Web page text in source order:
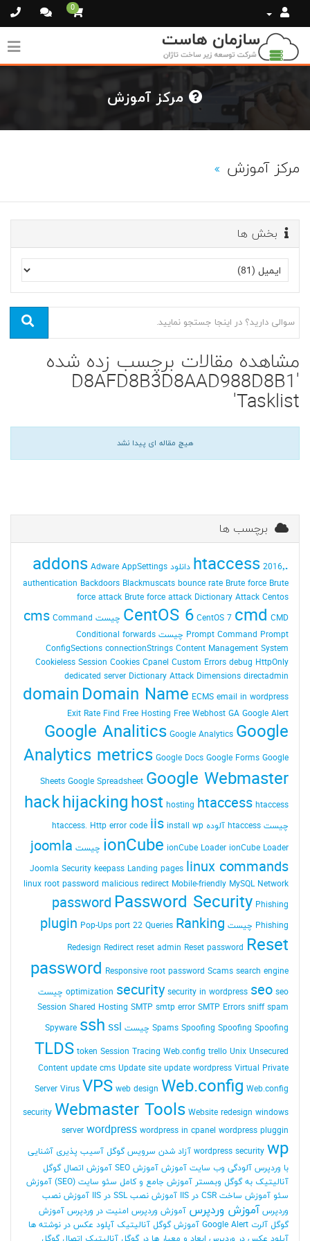
0
مرکز آموزش
بخش ها
مشاهده مقالات برچسب زده شده
'D8AFD8B3D8AAD988D8B1
Tasklist'
هیچ مقاله ای پیدا نشد
برچسب ها
.htaccess2016٬ دانلود addons Adware AppSettings
authentication Backdoors Blackmuscats bounce rate Brute force Brute
force attack Brute force attack Dictionary Attack Centos
CentOS 6 CentOS 7 cmd CMD چیست cms Command
Prompt Command Prompt چیست
Conditional forwards
ConfigSections connectionStrings Content Management System
Cookieless Session Cookies Cpanel Custom Errors debug HttpOnly
dedicated server Dictionary Attack Dimensions directadmin
domain Domain Name ECMS email in wordpress
Exit Rate Find Free Hosting Free Webhost GA Google Alert
Google Analitics Google Analytics Google
Analytics metrics Google Docs Google Forms Google
Sheets Google Spreadsheet Google Webmaster
hackhijackinghost hosting htaccess htaccess
چیست htaccess آلوده htaccess. Http error code iis install wp
ionCube ionCube Loader ionCube Loader چیست joomla
Joomla Security keepass Landing pages linux commands
linux root password malicious redirect Mobile-friendly MySQL Network
password Password Security Phishing
Phishing چیست
plugin Pop-Ups port 22 Queries Ranking
Redesign Redirect reset admin Reset password Reset
password Responsive root password Scams search engine
optimization security security in wordpress seo seo چیست
Session Shared Hosting SMTP smtp error SMTP Errors sniff spam
Spams Spoofing Spoofing Spoofing چیست Spyware ssh ssl
TLDS token Session Tracing Web.config trello Unix Unsecured
Content update cms Update site update wordpress Virtual Private
Server Virus VPS web design Web.config Web.config
security Webmaster Tools Website redesign windows
server wordpress wordpress in cpanel wordpress pluggin
wordpress security wp آزاد شدن سرویس گوگل آسیب پذیری آشنایی
با وردپرس آلودگی وب سایت آموزش آموزش SEO
آموزش اتصال گوگل
آنالیتیک به گوگل وبمستر آموزش جامع و کامل سئو سایت (SEO)
آموزش
سئو آموزش ساخت CSR در IIS آموزش نصب SSL در IIS
آموزش نصب
وردپرس آموزش وردپرس آموزش وردپرس امنیت در وردپرس آموزش
گوگل آلرت Google Alert
آموزش گوگل آنالیتیک آپلود عکس در نوشته ها